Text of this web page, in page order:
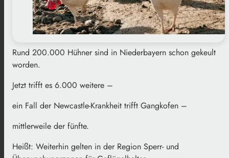
Rund 200.000 Hühner sind in Niederbayern schon gekeult
worden.
Jetzt trifft es 6.000 weitere –
ein Fall der Newcastle-Krankheit trifft Gangkofen –
mittlerweile der fünfte.
Heißt: Weiterhin gelten in der Region Sperr- und